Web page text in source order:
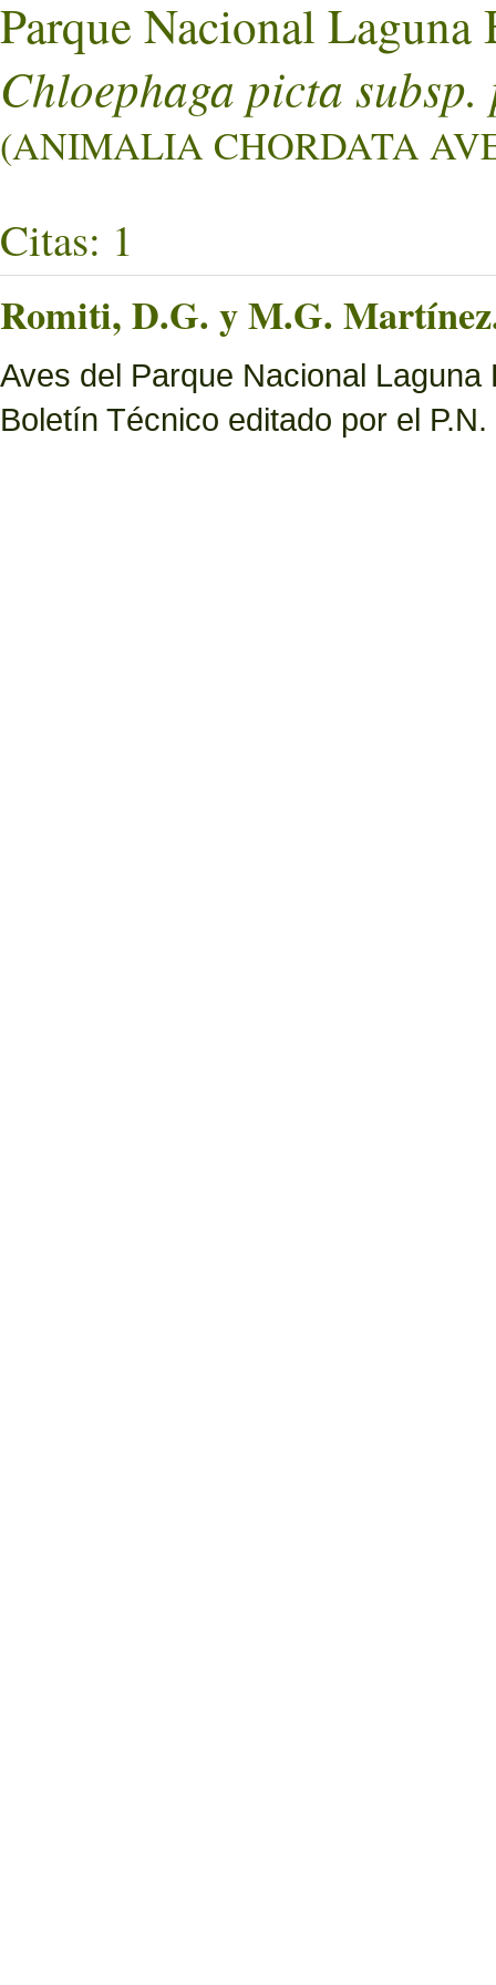
Parque Nacional Laguna
Chloephaga picta
(ANIMALIA CHORDATA
Citas: 1
Romiti, D.G. y M.G.
Aves del Parque Nacional
Boletín Técnico editado por el